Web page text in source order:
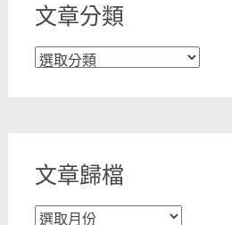
文章分類
文
文章歸檔
文